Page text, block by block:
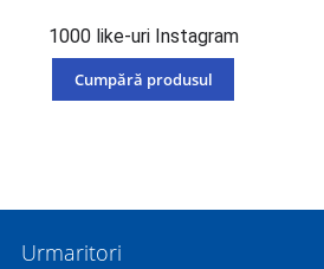
1000 like-uri Instagram
Cumpără produsul
Urmaritori